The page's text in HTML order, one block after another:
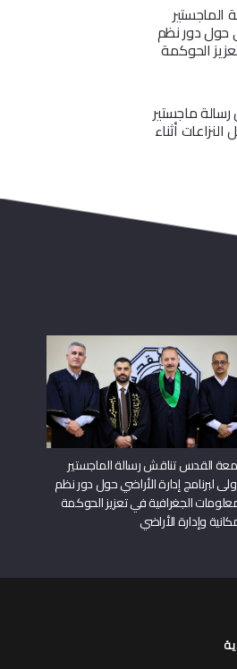
حول دور نظم
الحوكمة
رسالة ماجستير
أثناء
القدس تناقش رسالة الماجستير
لبرنامج إدارة الأراضي حول دور نظم
الجغرافية في تعزيز الحوكمة
وإدارة الأراضي